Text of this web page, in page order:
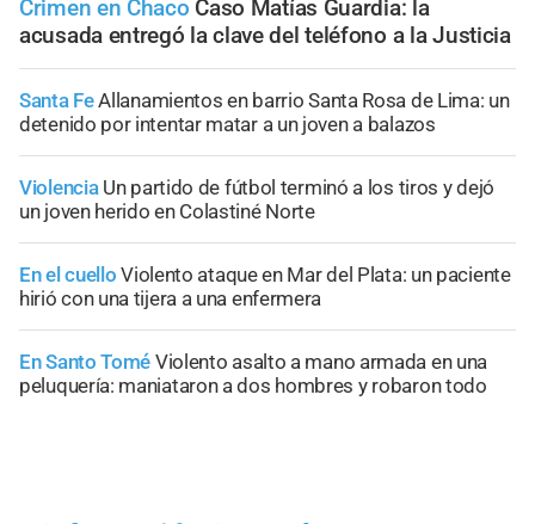
Crimen en Chaco Caso Matías Guardia: la
acusada entregó la clave del teléfono a la Justicia
Santa FeAllanamientos en barrio Santa Rosa de Lima: un
detenido por intentar matar a un joven a balazos
Violencia Un partido de fútbol terminó a los tiros y dejó
un joven herido en Colastiné Norte
En el cuello Violento ataque en Mar del Plata: un paciente
hirió con una tijera a una enfermera
En Santo Tomé Violento asalto a mano armada en una
peluquería: maniataron a dos hombres y robaron todo